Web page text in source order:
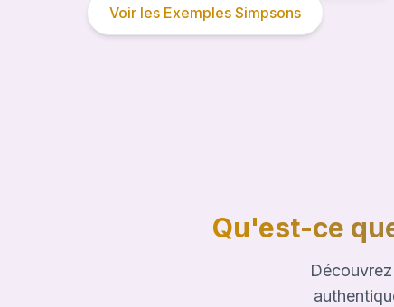
Voir les Exemples Simpsons
Qu'est-ce